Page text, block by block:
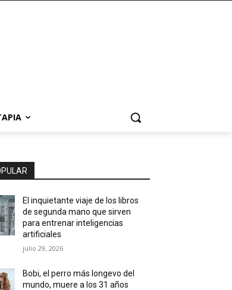
El inquietante viaje de los libros
de segunda mano que sirven
para entrenar inteligencias
artificiales
julio 29, 2026
Bobi, el perro más longevo del
mundo, muere a los 31 años